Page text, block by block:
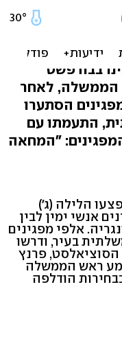
בבודפשט
הממשלה, לאחר
הסתערו
התעמתו עם
"המחאה
הלילה (ג')
אנשי ימין לבין
אלפי מפגינים
בעיר, ודרשו
פרנץ
ראש הממשלה
הודלפה